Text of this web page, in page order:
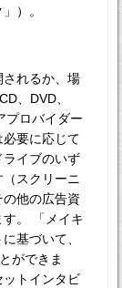
）。
れるか、場
、DVD、
プロバイダー
要に応じて
イブのいず
スクリーニ
他の広告資
。 「メイキ
基づいて、
ができま
トインタビ